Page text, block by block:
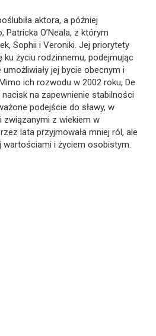
aktora, a później
O’Neala, z którym
Sophii i Veroniki. Jej priorytety
ku życiu rodzinnemu, podejmując
jej bycie obecnym i
ich rozwodu w 2002 roku, De
nacisk na zapewnienie stabilności
podejście do sławy, w
związanymi z wiekiem w
lata przyjmowała mniej ról, ale
wartościami i życiem osobistym.